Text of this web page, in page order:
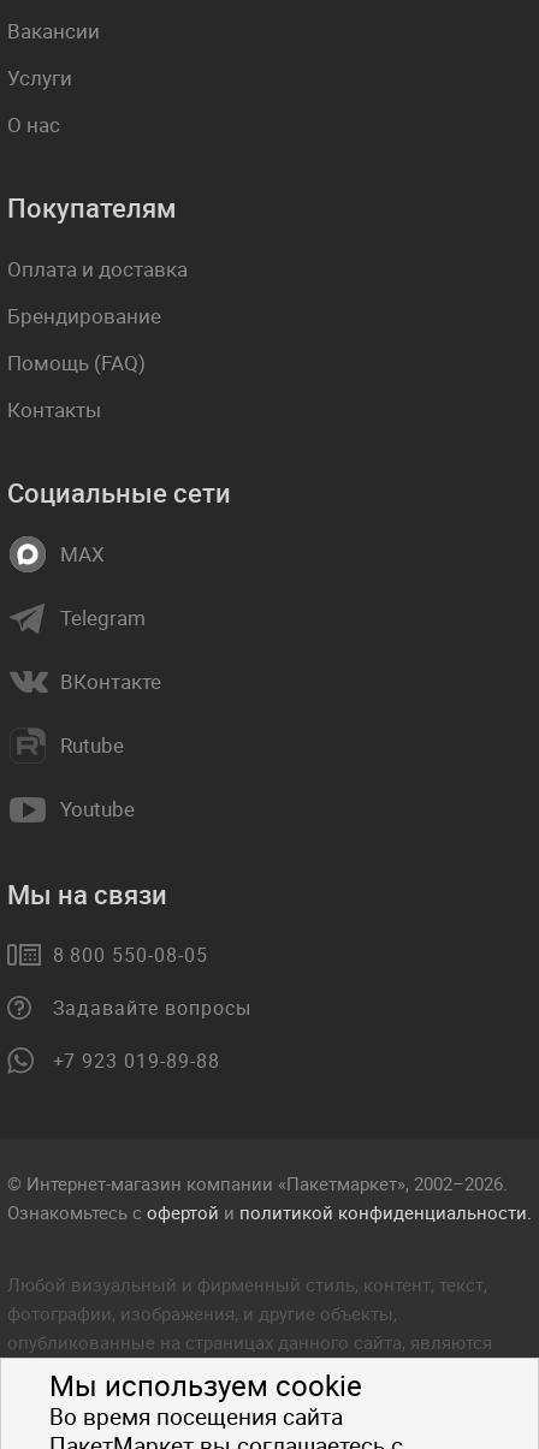
Мы используем cookie
Во время посещения сайта
Вакансии
Услуги
О нас
Покупателям
Оплата и доставка
Брендирование
Помощь (FAQ)
Контакты
Социальные сети
MAX
Telegram
ВКонтакте
Rutube
Youtube
Мы на связи
8 800 550-08-05
Задавайте вопросы
+7 923 019-89-88
© Интернет-магазин компании «Пакетмаркет», 2002–2026.
Ознакомьтесь с офертой и политикой конфиденциальности.
Любой визуальный и фирменный стиль, контент, текст,
фотографии, изображения, и другие объекты,
опубликованные на страницах данного сайта, являются
объектом прав интеллектуальной собственности компании
Пакетмаркет. Любое копирование стиля, контента, текста,
фотографий, изображений и других объектов данного сайта